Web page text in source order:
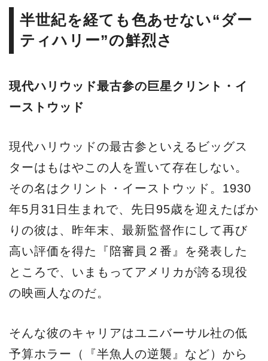
半世紀を経ても色あせない“ダー
ティハリー”の鮮烈さ
現代ハリウッド最古参の巨星クリント・イ
ーストウッド
現代ハリウッドの最古参といえるビッグス
ターはもはやこの人を置いて存在しない。
その名はクリント・イーストウッド。1930
年5月31日生まれで、先日95歳を迎えたばか
りの彼は、昨年末、最新監督作にして再び
高い評価を得た『陪審員２番』を発表した
ところで、いまもってアメリカが誇る現役
の映画人なのだ。
そんな彼のキャリアはユニバーサル社の低
予算ホラー（『半魚人の逆襲』など）から